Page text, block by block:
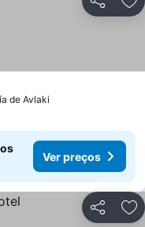
Partilhar
de Avlaki
Ver preços
Partilhar